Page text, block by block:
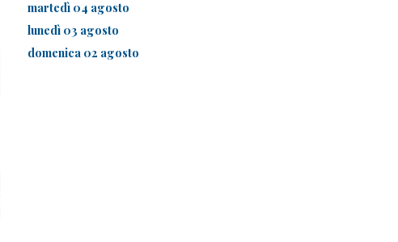
martedì 04 agosto
lunedì 03 agosto
domenica 02 agosto